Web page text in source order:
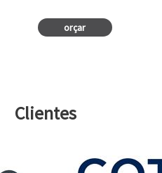
orçar
Clientes